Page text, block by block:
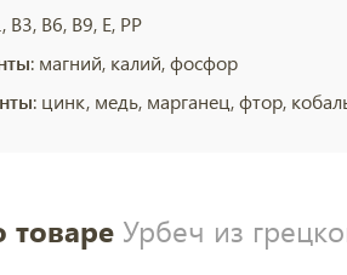
В3, В6, В9, Е, РР
: магний, калий, фосфор
: цинк, медь, марганец, фтор,
Урбеч из